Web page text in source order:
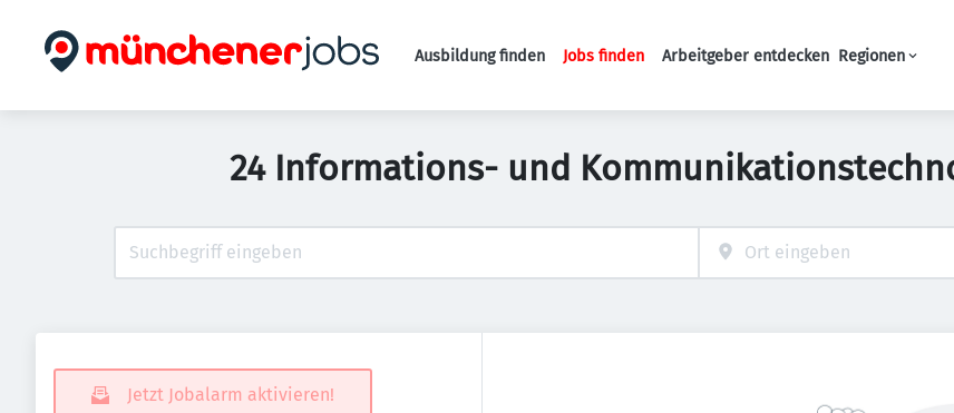
Haupt-Navigation
Ausbildung finden Jobs finden Arbeitgeber entdecken Regionen
24 Informations- und
Jetzt Jobalarm aktivieren!